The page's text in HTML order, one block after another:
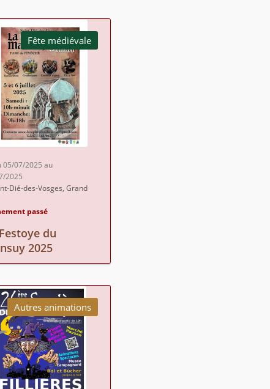
Fête médiévale
07/2025 au
2025
Dié-des-Vosges, Grand
passé
du
2025
Autres animations